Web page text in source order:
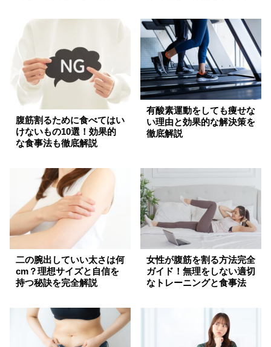
腹筋割るために食べてはい
けないもの10選！効果的
な食事法も徹底解説
有酸素運動をしても痩せな
い理由と効果的な解決策を
徹底解説
二の腕出していい太さは何
cm？理想サイズと自信を
持つ秘訣を完全解説
女性が腹筋を割る方法完全
ガイド！無理をしない適切
なトレーニングと食事法